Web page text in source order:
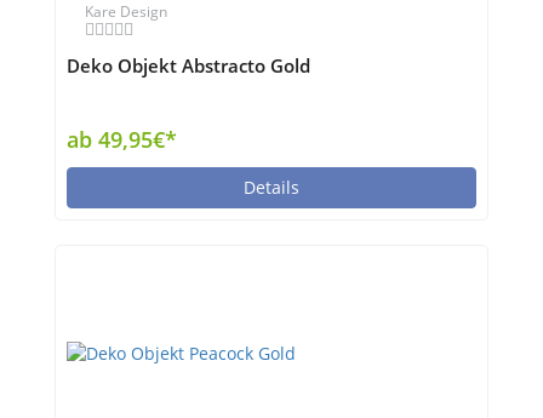
Kare Design
Deko Objekt Abstracto Gold
ab 49,95€*
Details